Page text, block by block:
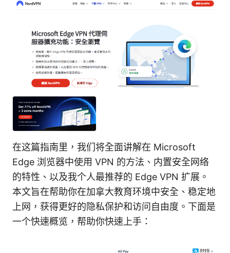
在这篇指南里，我们将全面讲解在 Microsoft
Edge 浏览器中使用 VPN 的方法、内置安全网络
的特性、以及我个人最推荐的 Edge VPN 扩展。
本文旨在帮助你在加拿大教育环境中安全、稳定地
上网，获得更好的隐私保护和访问自由度。下面是
一个快速概览，帮助你快速上手：